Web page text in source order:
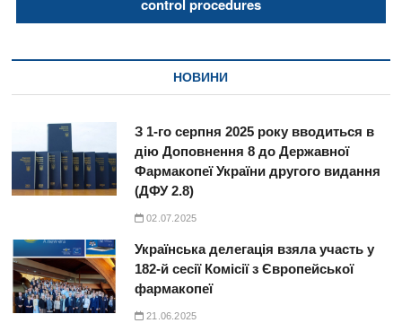
control procedures
НОВИНИ
З 1-го серпня 2025 року вводиться в
дію Доповнення 8 до Державної
Фармакопеї України другого видання
(ДФУ 2.8)
02.07.2025
Українська делегація взяла участь у
182-й сесії Комісії з Європейської
фармакопеї
21.06.2025